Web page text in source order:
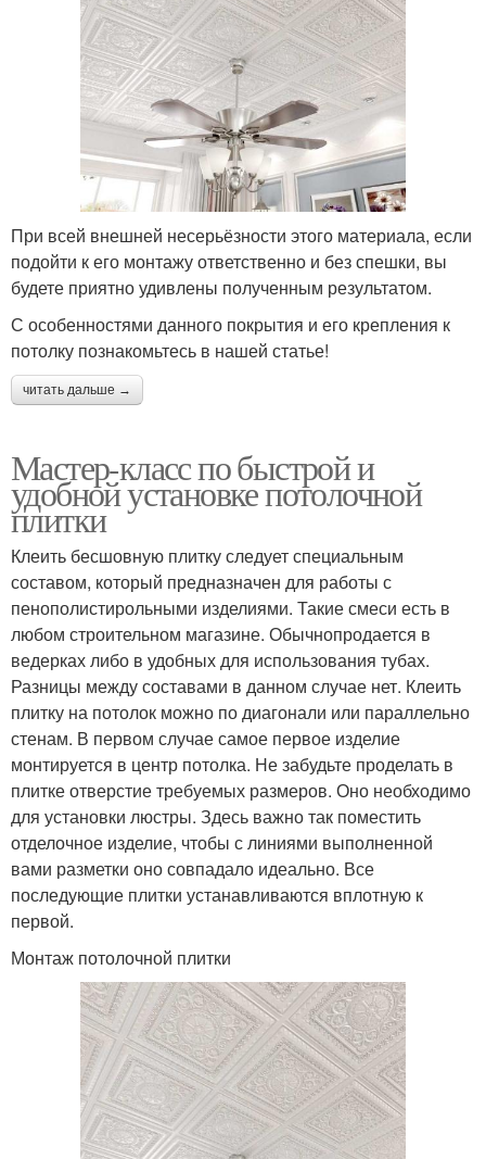
При всей внешней несерьёзности этого материала, если
подойти к его монтажу ответственно и без спешки, вы
будете приятно удивлены полученным результатом.
С особенностями данного покрытия и его крепления к
потолку познакомьтесь в нашей статье!
читать дальше →
Мастер-класс по быстрой и
удобной установке потолочной
плитки
Клеить бесшовную плитку следует специальным
составом, который предназначен для работы с
пенополистирольными изделиями. Такие смеси есть в
любом строительном магазине. Обычнопродается в
ведерках либо в удобных для использования тубах.
Разницы между составами в данном случае нет. Клеить
плитку на потолок можно по диагонали или параллельно
стенам. В первом случае самое первое изделие
монтируется в центр потолка. Не забудьте проделать в
плитке отверстие требуемых размеров. Оно необходимо
для установки люстры. Здесь важно так поместить
отделочное изделие, чтобы с линиями выполненной
вами разметки оно совпадало идеально. Все
последующие плитки устанавливаются вплотную к
первой.
Монтаж потолочной плитки